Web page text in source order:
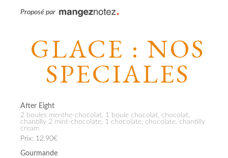
Proposé par
GLACE : NOS
SPECIALES
After Eight
2 boules menthe-chocolat, 1 boule chocolat, chocolat,
chantilly 2 mint-chocolate, 1 chocolate, chocolate, chantilly
cream
Prix: 12.90€
Gourmande